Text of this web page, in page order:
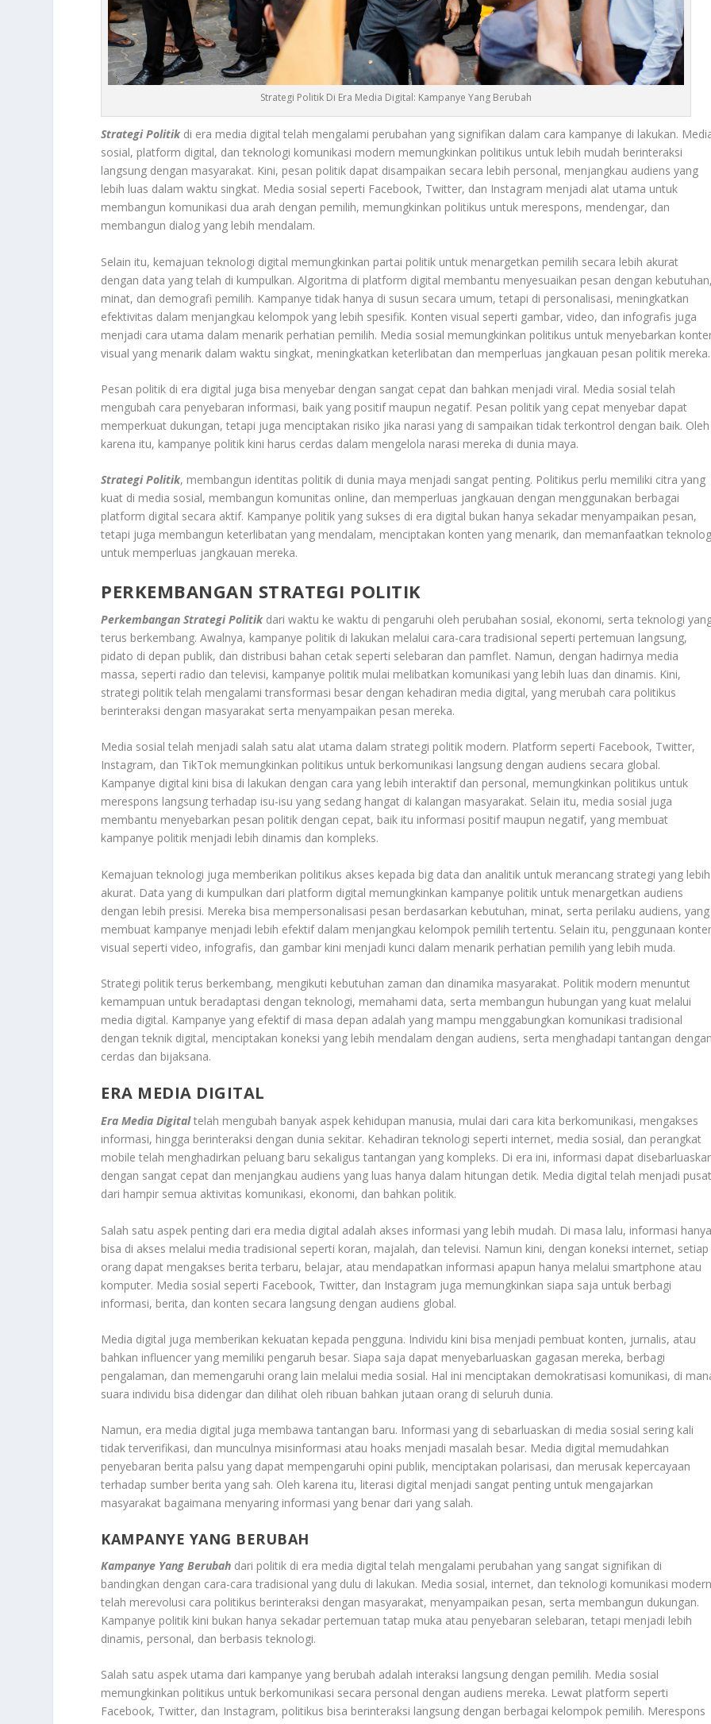
Strategi Politik Di Era Media Digital: Kampanye Yang Berubah
Strategi Politikdi era media digital telah mengalami perubahan yang signifikan dalam cara kampanye di lakukan.
sosial, platform digital, dan teknologi komunikasi modern memungkinkan politikus untuk lebih mudah berinteraksi
langsung dengan masyarakat. Kini, pesan politik dapat disampaikan secara lebih personal, menjangkau audiens yang
lebih luas dalam waktu singkat. Media sosial seperti Facebook, Twitter, dan Instagram menjadi alat utama untuk
membangun komunikasi dua arah dengan pemilih, memungkinkan politikus untuk merespons, mendengar, dan
membangun dialog yang lebih mendalam.
Selain itu, kemajuan teknologi digital memungkinkan partai politik untuk menargetkan pemilih secara lebih akurat
dengan data yang telah di kumpulkan. Algoritma di platform digital membantu menyesuaikan pesan dengan
minat, dan demografi pemilih. Kampanye tidak hanya di susun secara umum, tetapi di personalisasi, meningkatkan
efektivitas dalam menjangkau kelompok yang lebih spesifik. Konten visual seperti gambar, video, dan infografis juga
menjadi cara utama dalam menarik perhatian pemilih. Media sosial memungkinkan politikus untuk menyebarkan
visual yang menarik dalam waktu singkat, meningkatkan keterlibatan dan memperluas jangkauan pesan politik mereka.
Pesan politik di era digital juga bisa menyebar dengan sangat cepat dan bahkan menjadi viral. Media sosial telah
mengubah cara penyebaran informasi, baik yang positif maupun negatif. Pesan politik yang cepat menyebar dapat
memperkuat dukungan, tetapi juga menciptakan risiko jika narasi yang di sampaikan tidak terkontrol dengan baik. Oleh
karena itu, kampanye politik kini harus cerdas dalam mengelola narasi mereka di dunia maya.
Strategi Politik, membangun identitas politik di dunia maya menjadi sangat penting. Politikus perlu memiliki citra yang
kuat di media sosial, membangun komunitas online, dan memperluas jangkauan dengan menggunakan berbagai
platform digital secara aktif. Kampanye politik yang sukses di era digital bukan hanya sekadar menyampaikan pesan,
tetapi juga membangun keterlibatan yang mendalam, menciptakan konten yang menarik, dan memanfaatkan
untuk memperluas jangkauan mereka.
PERKEMBANGAN STRATEGI POLITIK
Perkembangan Strategi Politikdari waktu ke waktu di pengaruhi oleh perubahan sosial, ekonomi, serta teknologi
terus berkembang. Awalnya, kampanye politik di lakukan melalui cara-cara tradisional seperti pertemuan langsung,
pidato di depan publik, dan distribusi bahan cetak seperti selebaran dan pamflet. Namun, dengan hadirnya media
massa, seperti radio dan televisi, kampanye politik mulai melibatkan komunikasi yang lebih luas dan dinamis. Kini,
strategi politik telah mengalami transformasi besar dengan kehadiran media digital, yang merubah cara politikus
berinteraksi dengan masyarakat serta menyampaikan pesan mereka.
Media sosial telah menjadi salah satu alat utama dalam strategi politik modern. Platform seperti Facebook, Twitter,
Instagram, dan TikTok memungkinkan politikus untuk berkomunikasi langsung dengan audiens secara global.
Kampanye digital kini bisa di lakukan dengan cara yang lebih interaktif dan personal, memungkinkan politikus untuk
merespons langsung terhadap isu-isu yang sedang hangat di kalangan masyarakat. Selain itu, media sosial juga
membantu menyebarkan pesan politik dengan cepat, baik itu informasi positif maupun negatif, yang membuat
kampanye politik menjadi lebih dinamis dan kompleks.
Kemajuan teknologi juga memberikan politikus akses kepada big data dan analitik untuk merancang strategi yang lebih
akurat. Data yang di kumpulkan dari platform digital memungkinkan kampanye politik untuk menargetkan audiens
dengan lebih presisi. Mereka bisa mempersonalisasi pesan berdasarkan kebutuhan, minat, serta perilaku audiens, yang
membuat kampanye menjadi lebih efektif dalam menjangkau kelompok pemilih tertentu. Selain itu, penggunaan
visual seperti video, infografis, dan gambar kini menjadi kunci dalam menarik perhatian pemilih yang lebih muda.
Strategi politik terus berkembang, mengikuti kebutuhan zaman dan dinamika masyarakat. Politik modern menuntut
kemampuan untuk beradaptasi dengan teknologi, memahami data, serta membangun hubungan yang kuat melalui
media digital. Kampanye yang efektif di masa depan adalah yang mampu menggabungkan komunikasi tradisional
dengan teknik digital, menciptakan koneksi yang lebih mendalam dengan audiens, serta menghadapi tantangan
cerdas dan bijaksana.
ERA MEDIA DIGITAL
Era Media Digitaltelah mengubah banyak aspek kehidupan manusia, mulai dari cara kita berkomunikasi, mengakses
informasi, hingga berinteraksi dengan dunia sekitar. Kehadiran teknologi seperti internet, media sosial, dan perangkat
mobile telah menghadirkan peluang baru sekaligus tantangan yang kompleks. Di era ini, informasi dapat
dengan sangat cepat dan menjangkau audiens yang luas hanya dalam hitungan detik. Media digital telah menjadi
dari hampir semua aktivitas komunikasi, ekonomi, dan bahkan politik.
Salah satu aspek penting dari era media digital adalah akses informasi yang lebih mudah. Di masa lalu, informasi
bisa di akses melalui media tradisional seperti koran, majalah, dan televisi. Namun kini, dengan koneksi internet, setiap
orang dapat mengakses berita terbaru, belajar, atau mendapatkan informasi apapun hanya melalui smartphone atau
komputer. Media sosial seperti Facebook, Twitter, dan Instagram juga memungkinkan siapa saja untuk berbagi
informasi, berita, dan konten secara langsung dengan audiens global.
Media digital juga memberikan kekuatan kepada pengguna. Individu kini bisa menjadi pembuat konten, jurnalis, atau
bahkan influencer yang memiliki pengaruh besar. Siapa saja dapat menyebarluaskan gagasan mereka, berbagi
pengalaman, dan memengaruhi orang lain melalui media sosial. Hal ini menciptakan demokratisasi komunikasi, di
suara individu bisa didengar dan dilihat oleh ribuan bahkan jutaan orang di seluruh dunia.
Namun, era media digital juga membawa tantangan baru. Informasi yang di sebarluaskan di media sosial sering kali
tidak terverifikasi, dan munculnya misinformasi atau hoaks menjadi masalah besar. Media digital memudahkan
penyebaran berita palsu yang dapat mempengaruhi opini publik, menciptakan polarisasi, dan merusak kepercayaan
terhadap sumber berita yang sah. Oleh karena itu, literasi digital menjadi sangat penting untuk mengajarkan
masyarakat bagaimana menyaring informasi yang benar dari yang salah.
KAMPANYE YANG BERUBAH
Kampanye Yang Berubah dari politik di era media digital telah mengalami perubahan yang sangat signifikan di
bandingkan dengan cara-cara tradisional yang dulu di lakukan. Media sosial, internet, dan teknologi komunikasi
telah merevolusi cara politikus berinteraksi dengan masyarakat, menyampaikan pesan, serta membangun dukungan.
Kampanye politik kini bukan hanya sekadar pertemuan tatap muka atau penyebaran selebaran, tetapi menjadi lebih
dinamis, personal, dan berbasis teknologi.
Salah satu aspek utama dari kampanye yang berubah adalah interaksi langsung dengan pemilih. Media sosial
memungkinkan politikus untuk berkomunikasi secara personal dengan audiens mereka. Lewat platform seperti
Facebook, Twitter, dan Instagram, politikus bisa berinteraksi langsung dengan berbagai kelompok pemilih. Merespons